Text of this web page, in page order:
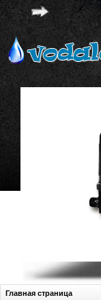
Главная страница